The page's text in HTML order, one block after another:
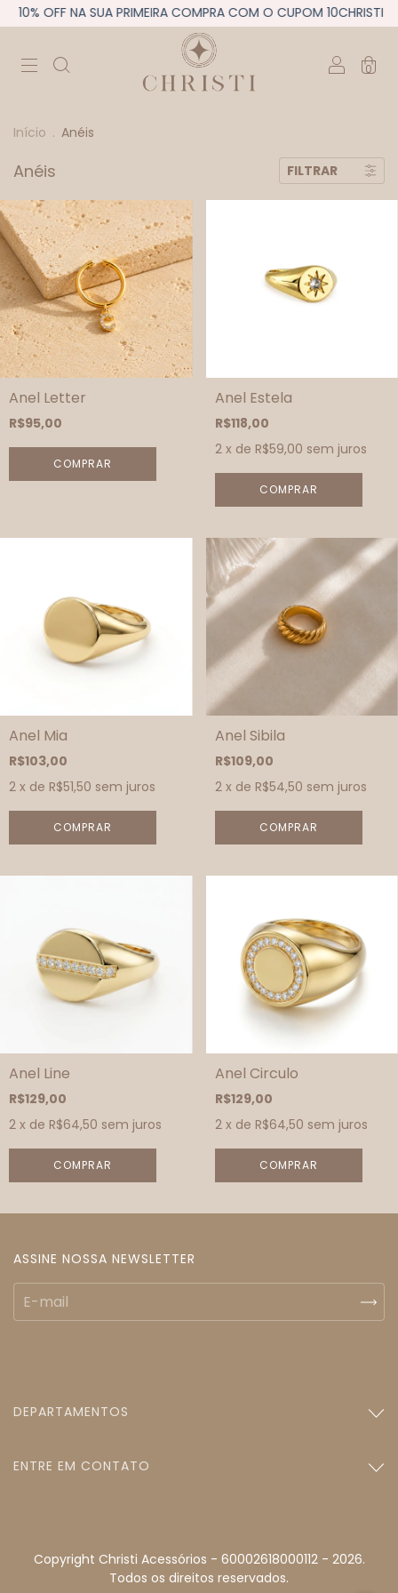
10% OFF NA SUA PRIMEIRA COMPRA COM O CUPOM 10CHRISTI
0
Início . Anéis
Anéis FILTRAR
Anel Letter
R$95,00
COMPRAR
Anel Estela
R$118,00
2 x de R$59,00 sem juros
COMPRAR
Anel Mia
R$103,00
2 x de R$51,50 sem juros
COMPRAR
Anel Sibila
R$109,00
2 x de R$54,50 sem juros
COMPRAR
Anel Line
R$129,00
2 x de R$64,50 sem juros
COMPRAR
Anel Circulo
R$129,00
2 x de R$64,50 sem juros
COMPRAR
ASSINE NOSSA NEWSLETTER
DEPARTAMENTOS
ENTRE EM CONTATO
Copyright Christi Acessórios - 60002618000112 - 2026.
Todos os direitos reservados.